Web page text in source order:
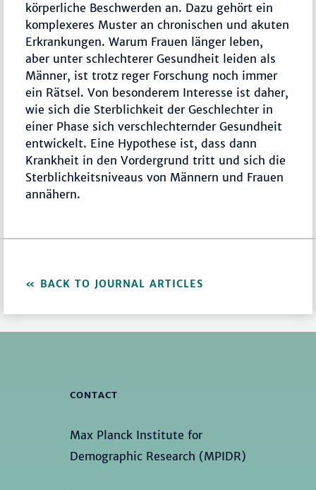
körperliche Beschwerden an. Dazu gehört ein
komplexeres Muster an chronischen und akuten
Erkrankungen. Warum Frauen länger leben,
aber unter schlechterer Gesundheit leiden als
Männer, ist trotz reger Forschung noch immer
ein Rätsel. Von besonderem Interesse ist daher,
wie sich die Sterblichkeit der Geschlechter in
einer Phase sich verschlechternder Gesundheit
entwickelt. Eine Hypothese ist, dass dann
Krankheit in den Vordergrund tritt und sich die
Sterblichkeitsniveaus von Männern und Frauen
annähern.
BACK TO JOURNAL ARTICLES
CONTACT
Max Planck Institute for
Demographic Research (MPIDR)